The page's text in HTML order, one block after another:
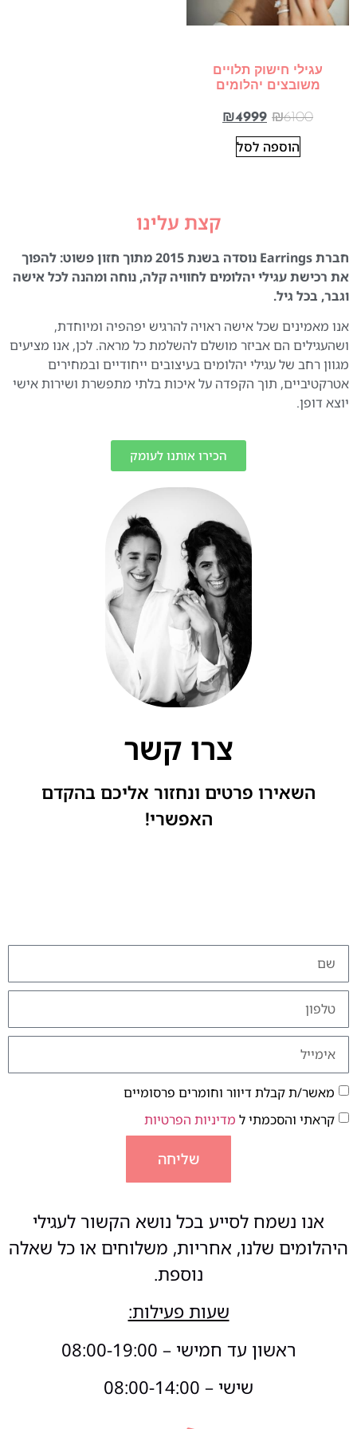
עגילי חישוק תלויים
משובצים יהלומים
₪6100
₪4999
הוספה לסל
קצת עלינו
חברת Earrings נוסדה בשנת 2015 מתוך חזון פשוט: להפוך
את רכישת עגילי יהלומים לחוויה קלה, נוחה ומהנה לכל אישה
וגבר, בכל גיל.
אנו מאמינים שכל אישה ראויה להרגיש יפהפיה ומיוחדת,
ושהעגילים הם אביזר מושלם להשלמת כל מראה. לכן, אנו מציעים
מגוון רחב של עגילי יהלומים בעיצובים ייחודיים ובמחירים
אטרקטיביים, תוך הקפדה על איכות בלתי מתפשרת ושירות אישי
יוצא דופן.
הכירו אותנו לעומק
צרו קשר
השאירו פרטים ונחזור אליכם בהקדם
האפשרי!
מאשר/ת קבלת דיוור וחומרים פרסומיים
קראתי והסכמתי ל מדיניות הפרטיות
שליחה
אנו נשמח לסייע בכל נושא הקשור לעגילי
היהלומים שלנו, אחריות, משלוחים או כל שאלה
נוספת.
שעות פעילות:
ראשון עד חמישי – 08:00-19:00
שישי – 08:00-14:00